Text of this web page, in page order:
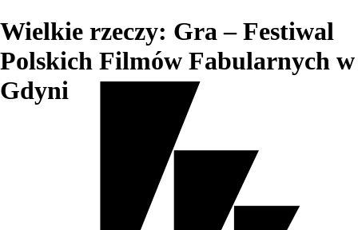
Wielkie rzeczy: Gra – Festiwal
Polskich Filmów Fabularnych w
Gdyni